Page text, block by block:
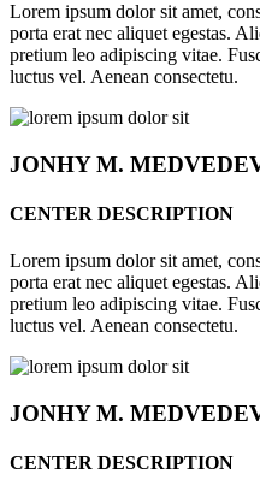
Lorem ipsum dolor sit amet,
porta erat nec aliquet egestas.
pretium leo adipiscing vitae.
luctus vel. Aenean consectetu.
JONHYM.
CENTER DESCRIPTION
Lorem ipsum dolor sit amet,
porta erat nec aliquet egestas.
pretium leo adipiscing vitae.
luctus vel. Aenean consectetu.
JONHYM.
CENTER DESCRIPTION